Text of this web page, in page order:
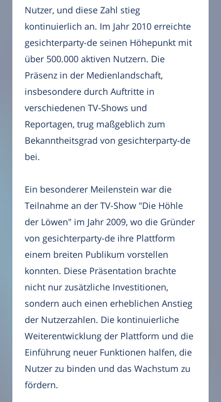
Nutzer, und diese Zahl stieg
kontinuierlich an. Im Jahr 2010 erreichte
gesichterparty-de seinen Höhepunkt mit
über 500.000 aktiven Nutzern. Die
Präsenz in der Medienlandschaft,
insbesondere durch Auftritte in
verschiedenen TV-Shows und
Reportagen, trug maßgeblich zum
Bekanntheitsgrad von gesichterparty-de
bei.
Ein besonderer Meilenstein war die
Teilnahme an der TV-Show "Die Höhle
der Löwen" im Jahr 2009, wo die Gründer
von gesichterparty-de ihre Plattform
einem breiten Publikum vorstellen
konnten. Diese Präsentation brachte
nicht nur zusätzliche Investitionen,
sondern auch einen erheblichen Anstieg
der Nutzerzahlen. Die kontinuierliche
Weiterentwicklung der Plattform und die
Einführung neuer Funktionen halfen, die
Nutzer zu binden und das Wachstum zu
fördern.